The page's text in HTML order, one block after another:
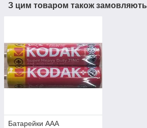
З цим товаром також замовляють
Батарейки ААА